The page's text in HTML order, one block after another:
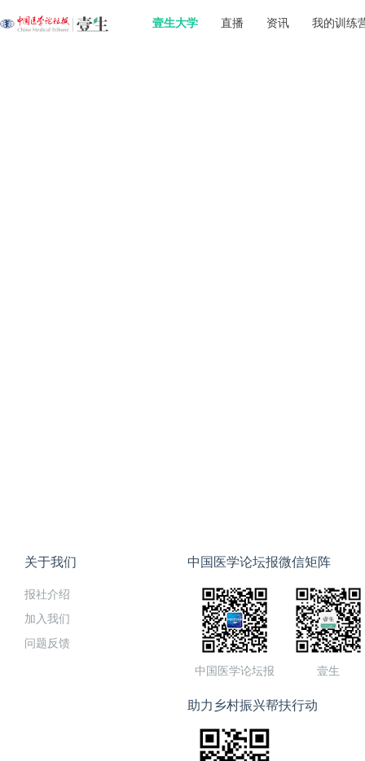
壹生大学 直播 资讯 我的训练
关于我们
报社介绍
加入我们
问题反馈
中国医学论坛报微信矩阵
中国医学论坛报 壹生
助力乡村振兴帮扶行动